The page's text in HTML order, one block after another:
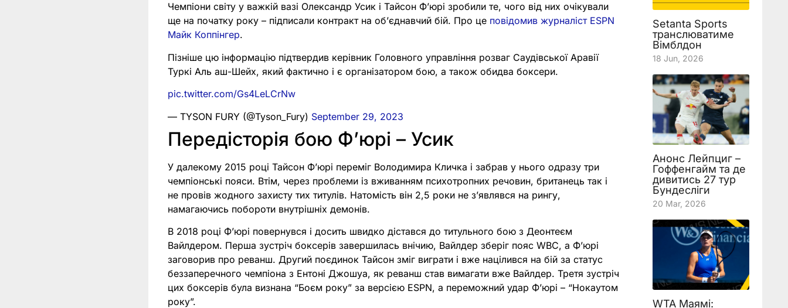
Чемпіони світу у важкій вазі Олександр Усик і Тайсон Фʼюрі зробили те, чого від них очікували
ще на початку року – підписали контракт на обʼєднавчий бій. Про це повідомив журналіст ESPN
Майк Коппінгер.
Пізніше цю інформацію підтвердив керівник Головного управління розваг Саудівської Аравії
Туркі Аль аш-Шейх, який фактично і є організатором бою, а також обидва боксери.
pic.twitter.com/Gs4LeLCrNw
— TYSON FURY (@Tyson_Fury) September 29, 2023
Передісторія бою Фʼюрі – Усик
У далекому 2015 році Тайсон Фʼюрі переміг Володимира Кличка і забрав у нього одразу три
чемпіонські пояси. Втім, через проблеми із вживанням психотропних речовин, британець так і
не провів жодного захисту тих титулів. Натомість він 2,5 роки не зʼявлявся на рингу,
намагаючись побороти внутрішніх демонів.
В 2018 році Фʼюрі повернувся і досить швидко дістався до титульного бою з Деонтеєм
Вайлдером. Перша зустріч боксерів завершилась внічию, Вайлдер зберіг пояс WBC, а Фʼюрі
заговорив про реванш. Другий поєдинок Тайсон зміг виграти і вже націлився на бій за статус
беззаперечного чемпіона з Ентоні Джошуа, як реванш став вимагати вже Вайлдер. Третя зустріч
цих боксерів була визнана “Боєм року” за версією ESPN, а переможний удар Фʼюрі – “Нокаутом
року”.
Setanta Sports
транслюватиме
Вімблдон
18 Jun, 2026
Анонс Лейпциг –
Гоффенгайм та де
дивитись 27 тур
Бундесліги
20 Mar, 2026
WTA Маямі: